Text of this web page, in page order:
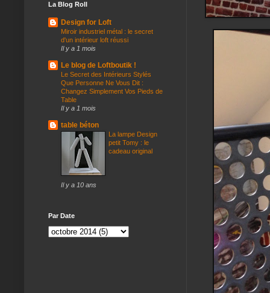
La Blog Roll
Design for Loft
Miroir industriel métal : le secret
d'un intérieur loft réussi
Il y a 1 mois
Le blog de Loftboutik !
Le Secret des Intérieurs Stylés
Que Personne Ne Vous Dit :
Changez Simplement Vos Pieds de
Table
Il y a 1 mois
table béton
La lampe Design
petit Tomy : le
cadeau original
Il y a 10 ans
Par Date